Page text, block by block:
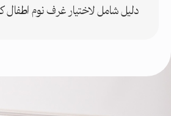
دليل شامل لاختيار غرف نوم اطفال